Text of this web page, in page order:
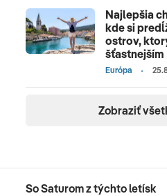
Najlepšia
kde si
ostrov,
šťastnejším
Európa
Zobraziť
So Saturom z týchto letísk